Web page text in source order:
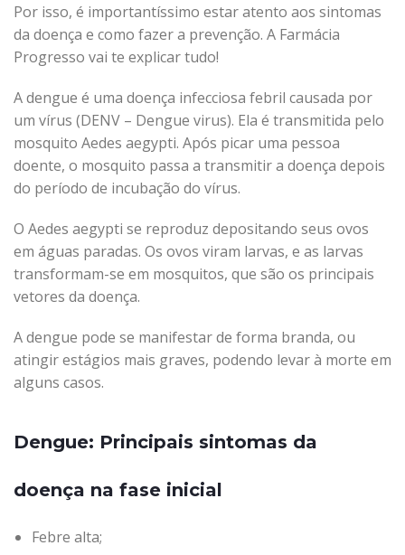
Por isso, é importantíssimo estar atento aos sintomas
da doença e como fazer a prevenção. A Farmácia
Progresso vai te explicar tudo!
A dengue é uma doença infecciosa febril causada por
um vírus (DENV – Dengue virus). Ela é transmitida pelo
mosquito Aedes aegypti. Após picar uma pessoa
doente, o mosquito passa a transmitir a doença depois
do período de incubação do vírus.
O Aedes aegypti se reproduz depositando seus ovos
em águas paradas. Os ovos viram larvas, e as larvas
transformam-se em mosquitos, que são os principais
vetores da doença.
A dengue pode se manifestar de forma branda, ou
atingir estágios mais graves, podendo levar à morte em
alguns casos.
Dengue: Principais sintomas da
doença na fase inicial
Febre alta;